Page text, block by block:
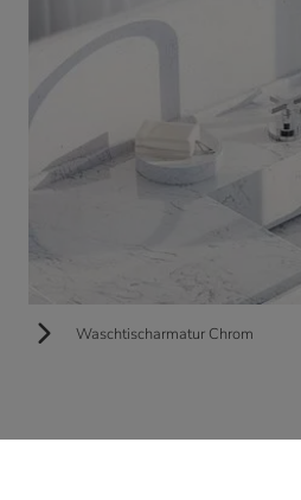
Waschtischarmatur Chrom